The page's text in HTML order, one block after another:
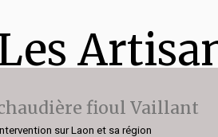
fioul Vaillant
sur Laon et sa région